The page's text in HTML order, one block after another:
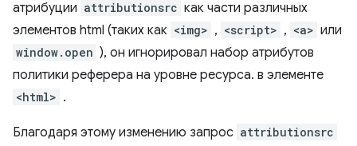
атрибуции attributionsrc как части различных
элементов html (таких как <img> , <script> , <a> или
window.open ), он игнорировал набор атрибутов
политики реферера на уровне ресурса. в элементе
<html> .
Благодаря этому изменению запрос attributionsrc